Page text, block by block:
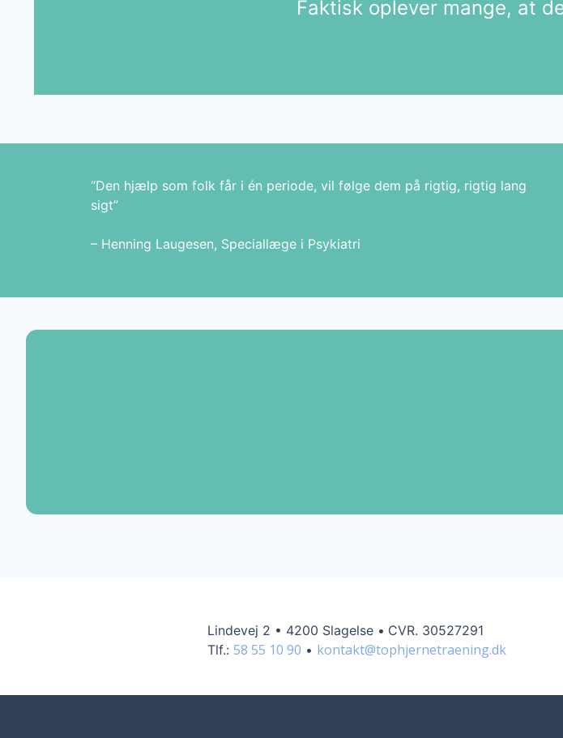
Faktisk oplever mange, at
“Den hjælp som folk får i én periode, vil følge dem på rigtig, rigtig lang
sigt”
– Henning Laugesen, Speciallæge i Psykiatri
Lindevej 2 • 4200 Slagelse • CVR. 30527291
Tlf.: 58 55 10 90 • kontakt@tophjernetraening.dk